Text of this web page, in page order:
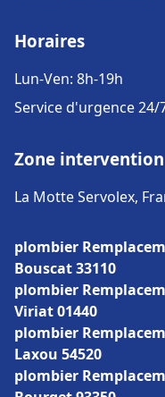
Horaires
Lun-Ven: 8h-19h
Service d'urgence 24/
Zone intervention
La Motte Servolex,
plombier
Bouscat 33110
plombier
Viriat 01440
plombier
Laxou 54520
plombier